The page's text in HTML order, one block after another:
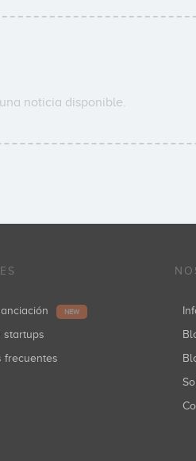
noticia disponible.
NEW
startups
frecuentes